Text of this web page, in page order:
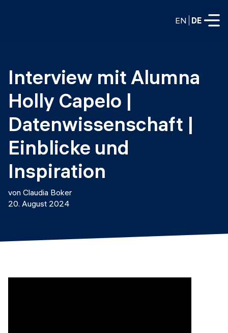
EN DE
VOLLZEITPROGRAMME
Data Science
Web-Entwicklung und KI
TEILZEITROGRAMME
Data Science
DevOps
DevOps zu LLMOps
KURZKURSE
Weiterbildung / Schulung
Consulting
Prototyping
Stell unsere Absolventen ein
Labs
Wer wir sind
Blog
Partner
Alumni Geschichten
Interview mit Alumna
Holly Capelo |
Datenwissenschaft |
Einblicke und
Inspiration
von Claudia Boker
20. August 2024